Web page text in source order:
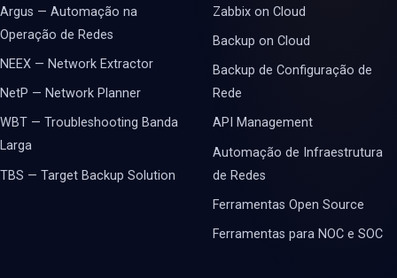
Argus — Automação na
Operação de Redes
NEEX — Network Extractor
NetP — Network Planner
WBT — Troubleshooting Banda
Larga
TBS — Target Backup Solution
Zabbix on Cloud
Backup on Cloud
Backup de Configuração de
Rede
API Management
Automação de Infraestrutura
de Redes
Ferramentas Open Source
Ferramentas para NOC e SOC